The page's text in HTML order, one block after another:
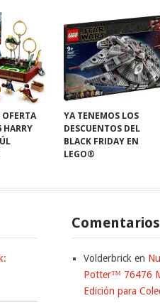
OFERTA
HARRY
YA TENEMOS LOS
DESCUENTOS DEL
BLACK FRIDAY EN
LEGO®
Volderbricken
Potter™ 76476
Edición para